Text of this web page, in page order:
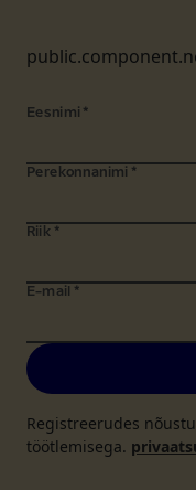
Eesnimi *
Perekonnanimi *
Riik *
E-mail *
Registreerudes
töötlemisega.